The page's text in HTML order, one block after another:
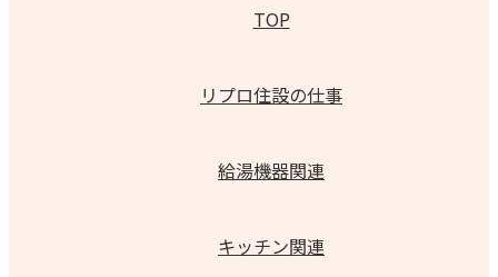
TOP
リプロ住設の仕事
給湯機器関連
キッチン関連